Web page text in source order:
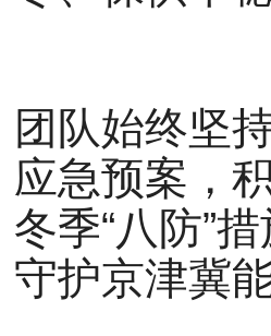
团队始终坚
应急预案，
冬季“八防”
守护京津冀